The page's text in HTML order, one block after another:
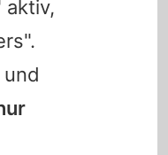
aktiv,